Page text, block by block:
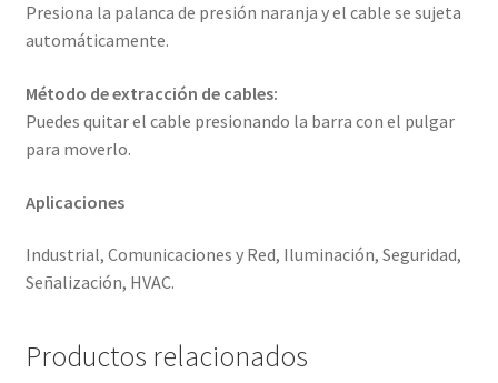
Presiona la palanca de presión naranja y el cable se sujeta
automáticamente.
Método de extracción de cables:
Puedes quitar el cable presionando la barra con el pulgar
para moverlo.
Aplicaciones
Industrial, Comunicaciones y Red, Iluminación, Seguridad,
Señalización, HVAC.
Productos relacionados